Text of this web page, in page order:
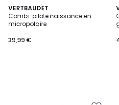
VERTBAUDET
Combi-pilote naissance en
micropolaire
39,99 €